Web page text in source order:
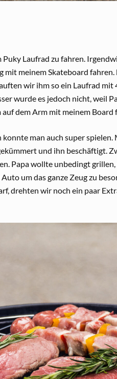
Laufrad zu fahren.
mit meinem Skateboard
wir ihm so ein Laufrad mit
wurde es jedoch nicht, weil
auf dem Arm mit meinem
man auch super
und ihn beschäftigt.
Papa wollte unbedingt
um das ganze Zeug zu
drehten wir noch ein paar